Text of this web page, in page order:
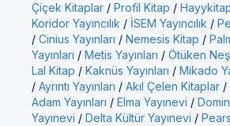
Çiçek Kitaplar / Profil Kitap /
Koridor Yayıncılık / İSEM Yayıncılık /
/ Cinius Yayınları / Nemesis Kitap /
Yayınları / Metis Yayınları / Ötüken
Lal Kitap / Kaknüs Yayınları / Mikado
/ Ayrıntı Yayınları / Akıl Çelen Kitaplar /
Adam Yayınları / Elma Yayınevi /
Yayınevi / Delta Kültür Yayınevi /